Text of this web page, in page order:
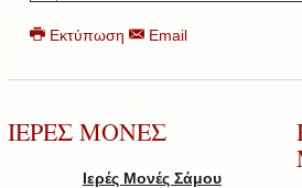
Εκτύπωση Email
ΙΕΡΕΣ ΜΟΝΕΣ
Ιερές Μονές Σάμου